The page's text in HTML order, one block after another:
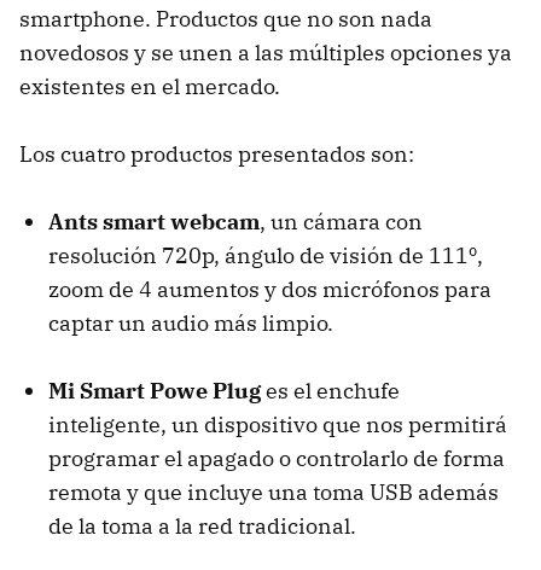
smartphone. Productos que no son nada
novedosos y se unen a las múltiples opciones ya
existentes en el mercado.
Los cuatro productos presentados son:
Ants smart webcam, un cámara con
resolución 720p, ángulo de visión de 111º,
zoom de 4 aumentos y dos micrófonos para
captar un audio más limpio.
Mi Smart Powe Pluges el enchufe
inteligente, un dispositivo que nos permitirá
programar el apagado o controlarlo de forma
remota y que incluye una toma USB además
de la toma a la red tradicional.